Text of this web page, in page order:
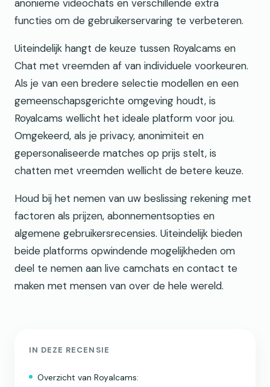
anonieme videochats en verschillende extra
functies om de gebruikerservaring te verbeteren.
Uiteindelijk hangt de keuze tussen Royalcams en
Chat met vreemden af van individuele voorkeuren.
Als je van een bredere selectie modellen en een
gemeenschapsgerichte omgeving houdt, is
Royalcams wellicht het ideale platform voor jou.
Omgekeerd, als je privacy, anonimiteit en
gepersonaliseerde matches op prijs stelt, is
chatten met vreemden wellicht de betere keuze.
Houd bij het nemen van uw beslissing rekening met
factoren als prijzen, abonnementsopties en
algemene gebruikersrecensies. Uiteindelijk bieden
beide platforms opwindende mogelijkheden om
deel te nemen aan live camchats en contact te
maken met mensen van over de hele wereld.
IN DEZE RECENSIE
Overzicht van Royalcams: